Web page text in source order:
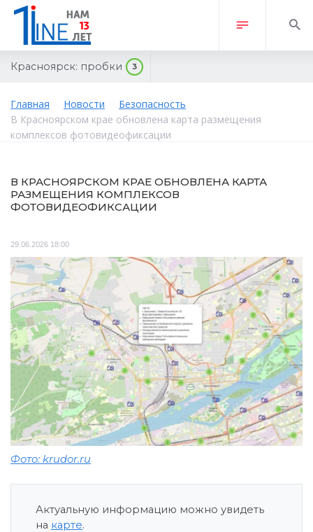
Красноярск: пробки 3
Главная Новости
Безопасность
В Красноярском крае обновлена карта размещения
комплексов фотовидеофиксации
В КРАСНОЯРСКОМ КРАЕ ОБНОВЛЕНА КАРТА
РАЗМЕЩЕНИЯ КОМПЛЕКСОВ
ФОТОВИДЕОФИКСАЦИИ
29.06.2026 18:00
Фото: krudor.ru
Актуальную информацию можно увидеть
на карте.